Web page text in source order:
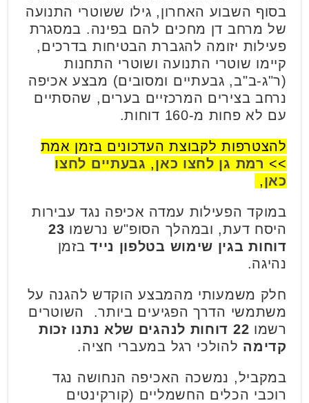
בסוף השבוע האחרון, גילו ששוטרי התנועה
של מרחב דן מחכים להם בפינה. במסגרת
פעילות יזומה להגברת הבטיחות בדרכים,
קיימו שוטרי התנועה ושוטרי התחנות
(ר"ג-ב"ב, גבעתיים ומסובים) מבצע אכיפה
נרחב בצירים המרכזיים בערים, שהסתיים
עם לא פחות מ-160 דוחות.
להצטרפות לקבוצת העדכונים בזמן אמת
>> רמת גן לחצו כאן, גבעתיים לחצו
כאן,
במוקד הפעילות עמדה אכיפה נגד עבירות
היסח דעת, ובמהלך הסופ"ש נרשמו 23
דוחות בגין שימוש בטלפון ניידבזמן
נהיגה.
חלק משמעותי מהמבצע הוקדש להגנה על
משתמשי הדרך הפגיעים ביותר. השוטרים
רשמו
22 דוחות לנהגים שלא נתנו זכות
קדימה להולכי רגל במעברי חציה.
במקביל, נמשכה האכיפה הנחושה נגד
רוכבי הכלים החשמליים (קורקינטים